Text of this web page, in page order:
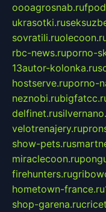
oooagrosnab.ru
ukrasotki.ru
sovratili.ru
rbc-news.ruporno-
13autor-kolonka.ru
hostserve.ruporno-
neznobi.ru
delfinet.ru
velotrenajery.ru
show-pets.ru
miraclecoon.ru
firehunters.ru
hometown-france.ru
shop-garena.ru